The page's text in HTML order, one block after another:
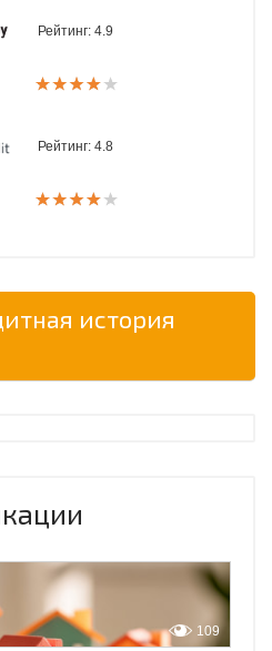
Рейтинг: 4.9
Рейтинг: 4.8
история
109